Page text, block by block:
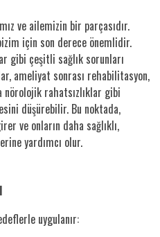
ve ailemizin bir parçasıdır.
için son derece önemlidir.
gibi çeşitli sağlık sorunları
ameliyat sonrası rehabilitasyon,
nörolojik rahatsızlıklar gibi
düşürebilir. Bu noktada,
ve onların daha sağlıklı,
yardımcı olur.
uygulanır: